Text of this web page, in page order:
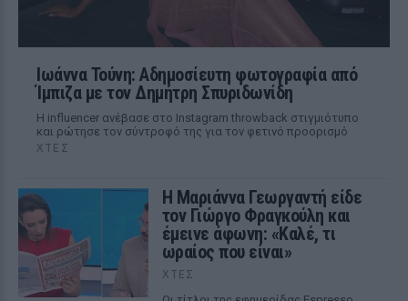
Ιωάννα Τούνη: Αδημοσίευτη φωτογραφία από
Ίμπιζα με τον Δημήτρη Σπυριδωνίδη
Η influencer ανέβασε στο Instagram throwback στιγμιότυπο
και ρώτησε τον σύντροφό της για τον φετινό προορισμό
ΧΤΕΣ
Η Μαριάννα Γεωργαντή είδε
τον Γιώργο Φραγκούλη και
έμεινε άφωνη: «Καλέ, τι
ωραίος που είναι»
ΧΤΕΣ